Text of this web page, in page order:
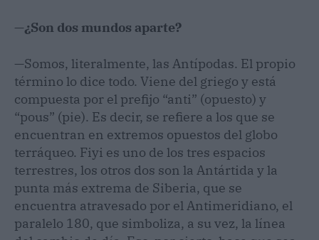
—¿Son dos mundos aparte?
—Somos, literalmente, las Antípodas. El propio
término lo dice todo. Viene del griego y está
compuesta por el prefijo “anti” (opuesto) y
“pous” (pie). Es decir, se refiere a los que se
encuentran en extremos opuestos del globo
terráqueo. Fiyi es uno de los tres espacios
terrestres, los otros dos son la Antártida y la
punta más extrema de Siberia, que se
encuentra atravesado por el Antimeridiano, el
paralelo 180, que simboliza, a su vez, la línea